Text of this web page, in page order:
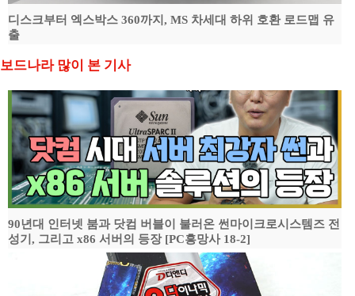
디스크부터 엑스박스 360까지, MS 차세대 하위 호환 로드맵 유
출
보드나라 많이 본 기사
90년대 인터넷 붐과 닷컴 버블이 불러온 썬마이크로시스템즈 전
성기, 그리고 x86 서버의 등장 [PC흥망사 18-2]